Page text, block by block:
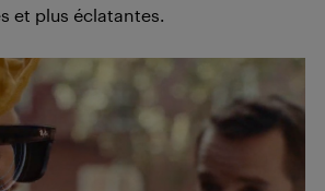
et plus éclatantes.